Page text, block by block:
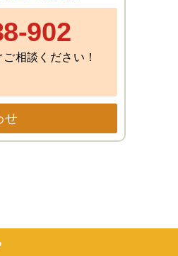
902
相談ください！
せ